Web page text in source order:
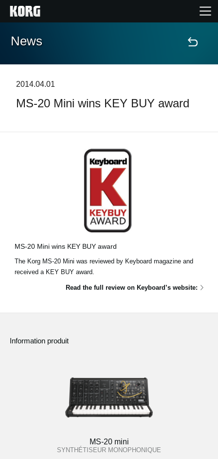
Accueil
Extras
Evénements
Lieu
Réseaux sociaux
News
2014.04.01
MS-20 Mini wins KEY BUY award
MS-20 Mini wins KEY BUY award
The Korg MS-20 Mini was reviewed by Keyboard magazine and
received a KEY BUY award.
Read the full review on Keyboard’s website:
Information produit
MS-20 mini
SYNTHÉTISEUR MONOPHONIQUE